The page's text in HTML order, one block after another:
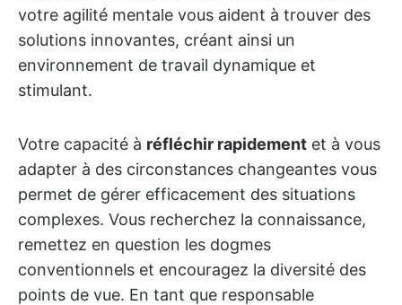
votre agilité mentale vous aident à trouver des
solutions innovantes, créant ainsi un
environnement de travail dynamique et
stimulant.
Votre capacité à réfléchir rapidement et à vous
adapter à des circonstances changeantes vous
permet de gérer efficacement des situations
complexes. Vous recherchez la connaissance,
remettez en question les dogmes
conventionnels et encouragez la diversité des
points de vue. En tant que responsable